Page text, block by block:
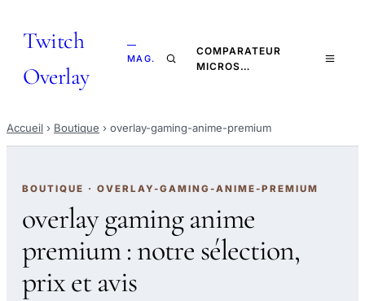
Twitch
Overlay
—
MAG.
COMPARATEUR
MICROS…
Accueil › Boutique › overlay-gaming-anime-premium
BOUTIQUE · OVERLAY-GAMING-ANIME-PREMIUM
overlay gaming anime
premium : notre sélection,
prix et avis